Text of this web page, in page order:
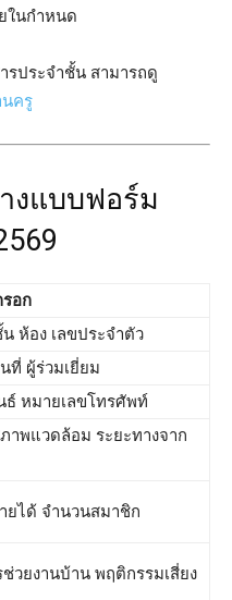
ในกำหนด
รประจำชั้น สามารถดู
ครู
งแบบฟอร์ม
อก
ห้อง เลขประจำตัว
ที่ ผู้ร่วมเยี่ยม
หมายเลขโทรศัพท์
าพแวดล้อม ระยะทางจาก
ยได้ จำนวนสมาชิก
วยงานบ้าน พฤติกรรมเสี่ยง